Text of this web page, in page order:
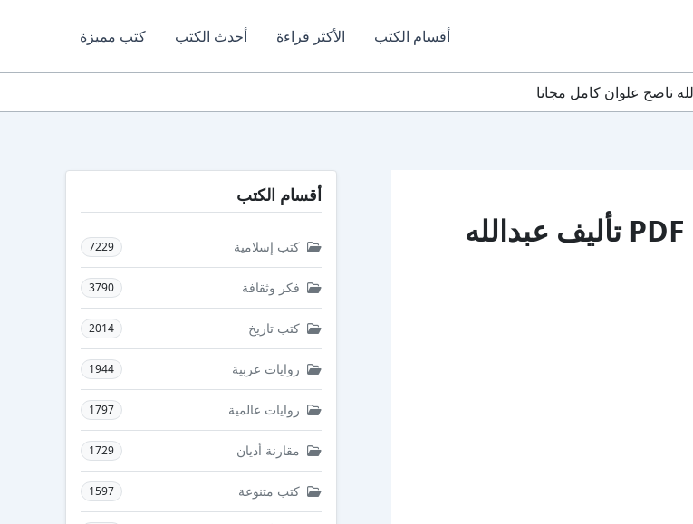
أقسام الكتب الأكثر قراءة أحدث الكتب كتب مميزة
تحميل كتاب تربية الأولاد في الإسلام PDF تأليف عبدالله
أقسام الكتب
كتب إسلامية 7229
فكر وثقافة 3790
كتب تاريخ 2014
روايات عربية 1944
روايات عالمية 1797
مقارنة أديان 1729
كتب متنوعة 1597